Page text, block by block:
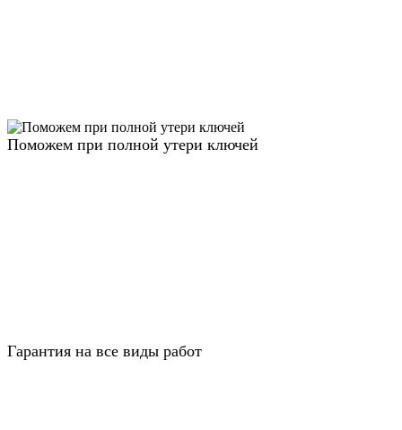
Поможем при полной утери ключей
Гарантия на все виды работ